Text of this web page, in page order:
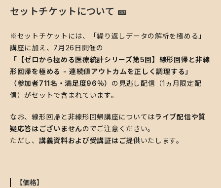
​​セットチケットについて 🎫
​​※セットチケットには、「繰り返しデータの解析を極める」
講座に加え、7月26日開催の
「【ゼロから極める医療統計シリーズ第5回】線形回帰と非線
形回帰を極める - 連続値アウトカムを正しく調理する」
（参加者711名・満足度96％） の見逃し配信（1ヵ月限定配
信）がセットで含まれています。
​なお、線形回帰と非線形回帰講座についてはライブ配信や質
疑応答はございませんのでご注意ください。
ただし、 講義資料および受講証はご提供いたします。
​​【価格】